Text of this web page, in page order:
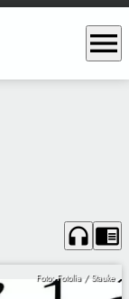
menu
headphones chrome_reader_mode
Foto: Fotolia / Stauke